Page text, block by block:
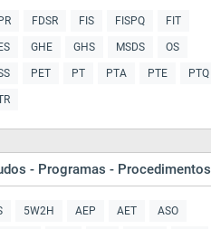
FDSR FIS FISPQ FIT
GHE GHS MSDS OS
PET PT PTA PTE PTQ
- Programas - Procedimentos
5W2H AEP AET ASO